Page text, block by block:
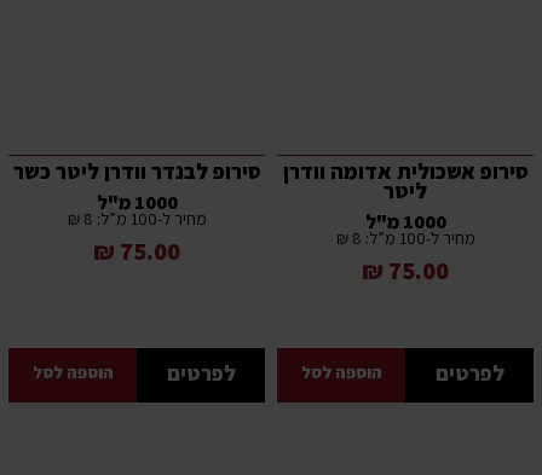
סירופ אשכולית אדומה וודרן
ליטר
1000 מ"ל
מחיר ל-100 מ”ל: 8 ₪
75.00 ₪
לפרטים הוספה לסל
סירופ לבנדר וודרן ליטר כשר
1000 מ"ל
מחיר ל-100 מ”ל: 8 ₪
75.00 ₪
לפרטים הוספה לסל